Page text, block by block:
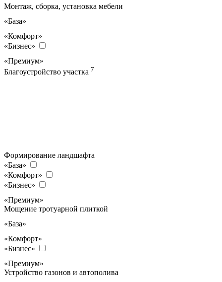
Монтаж, сборка, установка мебели
«База»
«Комфорт»
«Бизнес»
«Премиум»
Благоустройство участка 7
Формирование ландшафта
«База»
«Комфорт»
«Бизнес»
«Премиум»
Мощение тротуарной плиткой
«База»
«Комфорт»
«Бизнес»
«Премиум»
Устройство газонов и автополива